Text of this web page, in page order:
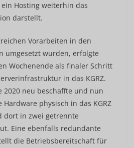
Hosting weiterhin das
darstellt.
Vorarbeiten in den
umgesetzt wurden, erfolgte
Wochenende als finaler Schritt
in das KGRZ.
2020 neu beschaffte und nun
physisch in das KGRZ
dort in zwei getrennte
Eine ebenfalls redundante
die Betriebsbereitschaft für